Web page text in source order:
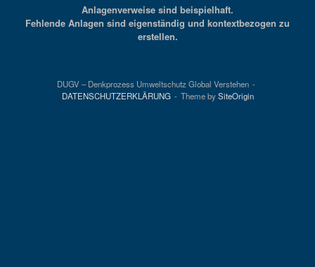
Anlagenverweise sind beispielhaft.
Fehlende Anlagen sind eigenständig und kontextbezogen zu
erstellen.
DUGV – Denkprozess Umweltschutz Global Verstehen
DATENSCHUTZERKLÄRUNG
Theme bySiteOrigin